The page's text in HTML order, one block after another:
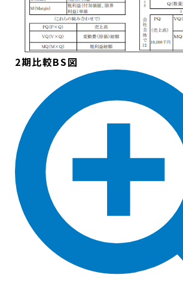
2期比較BS図